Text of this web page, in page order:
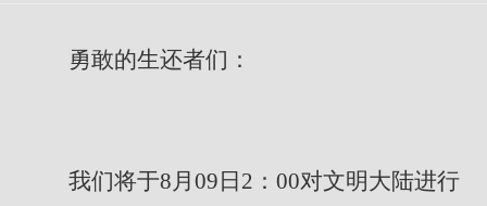
勇敢的生还者们：
我们将于8月09日2：00对文明大陆进行